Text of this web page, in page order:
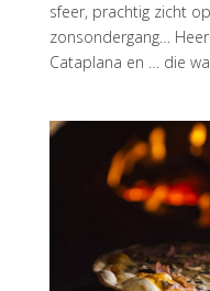
sfeer, prachtig zicht
zonsondergang…
Cataplana en … die